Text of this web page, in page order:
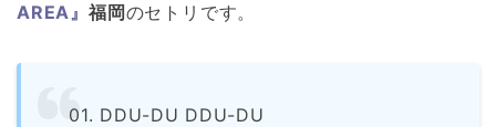
AREA』 福岡のセトリです。
01. DDU-DU DDU-DU